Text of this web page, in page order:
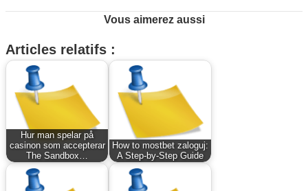
Vous aimerez aussi
Articles relatifs :
Hur man spelar på
casinon som accepterar
The Sandbox…
How to mostbet zaloguj:
A Step-by-Step Guide